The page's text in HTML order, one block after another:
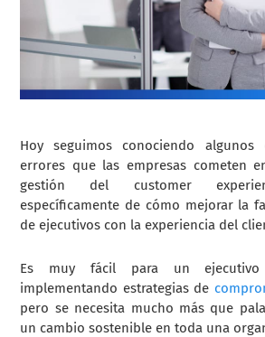
Hoy seguimos conociendo
errores que las empresas cometen
gestión del customer
específicamente de cómo mejorar la
de ejecutivos con la experiencia del
Es muy fácil para un
implementando estrategias de
pero se necesita mucho más que
un cambio sostenible en toda una